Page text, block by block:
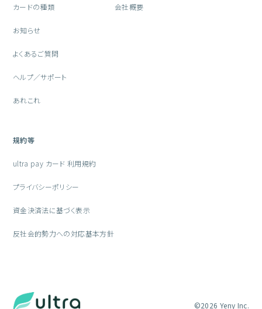
カードの種類
お知らせ
よくあるご質問
ヘルプ／サポート
あれこれ
会社概要
規約等
ultra pay カード 利用規約
プライバシーポリシー
資金決済法に基づく表示
反社会的勢力への対応基本方針
©2026 Yeny Inc.